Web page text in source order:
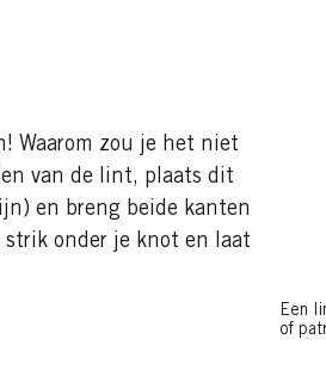
Waarom zou je het niet
van de lint, plaats dit
en breng beide kanten
onder je knot en laat
Een
of